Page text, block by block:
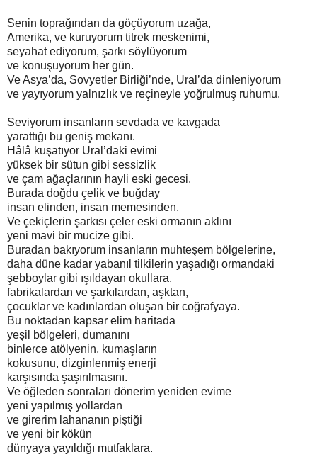
Senin toprağından da göçüyorum uzağa,
Amerika, ve kuruyorum titrek meskenimi,
seyahat ediyorum, şarkı söylüyorum
ve konuşuyorum her gün.
Ve Asya’da, Sovyetler Birliği’nde, Ural’da dinleniyorum
ve yayıyorum yalnızlık ve reçineyle yoğrulmuş ruhumu.
Seviyorum insanların sevdada ve kavgada
yarattığı bu geniş mekanı.
Hâlâ kuşatıyor Ural’daki evimi
yüksek bir sütun gibi sessizlik
ve çam ağaçlarının hayli eski gecesi.
Burada doğdu çelik ve buğday
insan elinden, insan memesinden.
Ve çekiçlerin şarkısı çeler eski ormanın aklını
yeni mavi bir mucize gibi.
Buradan bakıyorum insanların muhteşem bölgelerine,
daha düne kadar yabanıl tilkilerin yaşadığı ormandaki
şebboylar gibi ışıldayan okullara,
fabrikalardan ve şarkılardan, aşktan,
çocuklar ve kadınlardan oluşan bir coğrafyaya.
Bu noktadan kapsar elim haritada
yeşil bölgeleri, dumanını
binlerce atölyenin, kumaşların
kokusunu, dizginlenmiş enerji
karşısında şaşırılmasını.
Ve öğleden sonraları dönerim yeniden evime
yeni yapılmış yollardan
ve girerim lahananın piştiği
ve yeni bir kökün
dünyaya yayıldığı mutfaklara.